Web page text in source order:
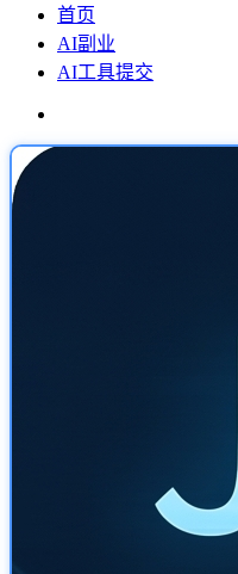
首页
AI副业
AI工具提交